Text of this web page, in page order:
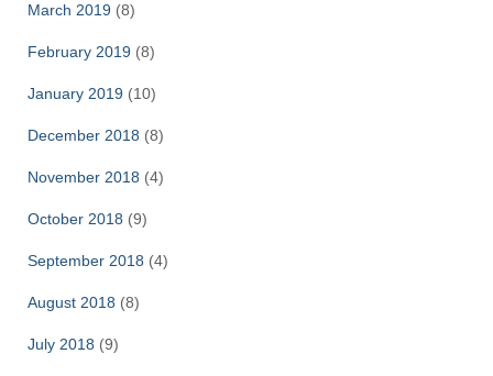
March 2019 (8)
February 2019 (8)
January 2019 (10)
December 2018 (8)
November 2018 (4)
October 2018 (9)
September 2018 (4)
August 2018 (8)
July 2018 (9)